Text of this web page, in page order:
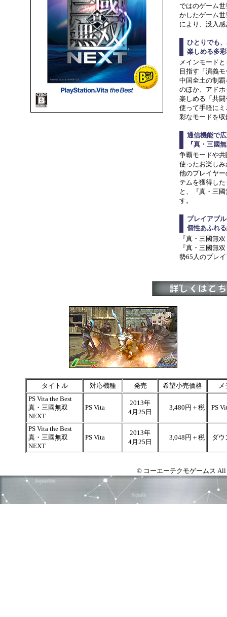
ではのゲーム
かしたゲーム
により、没入
ひとりでも
楽しめる多
メインモード
目指す「演義
中国全土の制
のほか、アド
楽しめる「共
使って手軽に
彩なモードを
通信機能で
『真・三國
争覇モードや
使ったお楽し
他のプレイヤ
テムを獲得し
と、『真・三
す。
プレイアブ
個性あふれ
『真・三國無
『真・三國無
勢65人のプレ
タイトル 対応機種 発売 希望小売価格
メ
PS Vita the Best
真・三國無双
NEXT
PS Vita
2013年
4月25日
3,480円＋税 PS
PS Vita the Best
真・三國無双
NEXT
PS Vita
2013年
4月25日
3,048円＋税 ダウ
© コーエーテクモゲームス All